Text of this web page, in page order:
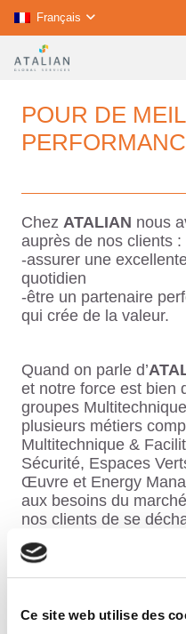
Ce site web utilise des
Français
POUR DE
Chez ATALIAN nous
auprès de nos clients :
-assurer une
quotidien
-être un partenaire
qui crée de la valeur.
Quand on parle d’
et notre force est bien
groupes
plusieurs métiers
Multitechnique &
Sécurité, Espaces
Œuvre et Energy
aux besoins du
nos clients de se
leurs prestations et
cœur de métier.